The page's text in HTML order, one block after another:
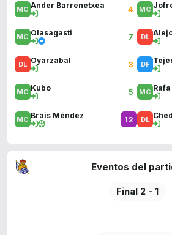
Ander Barrenetxea 4
Olasagasti 7
Oyarzabal 3
Kubo 5
Brais Méndez 12
Eventos del
Final 2 - 1